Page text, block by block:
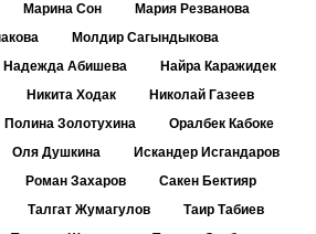
Марина Сон
Мария Резванова
Молдир Сагындыкова
Надежда Абишева
Найра Каражидек
Никита Ходак
Николай Газеев
Полина Золотухина
Оралбек Кабоке
Оля Душкина
Искандер Исгандаров
Роман Захаров
Сакен Бектияр
Талгат Жумагулов
Таир Табиев